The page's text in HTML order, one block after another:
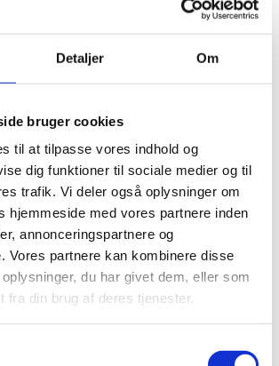
Detaljer Om
bruger cookies
til at tilpasse vores indhold og
dig funktioner til sociale medier og til
trafik. Vi deler også oplysninger om
hjemmeside med vores partnere inden
annonceringspartnere og
Vores partnere kan kombinere disse
du har givet dem, eller som
fra din brug af deres tjenester.
til dig